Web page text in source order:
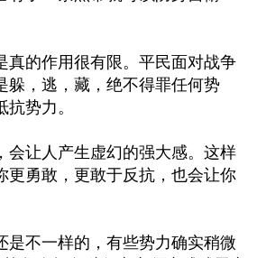
真的作用很有限。平民面对战争
躲，逃，藏，绝不得罪任何势
势力。
会让人产生虚幻的强大感。这样
更勇敢，更敢于反抗，也会让你
是不一样的，有些势力确实稍微